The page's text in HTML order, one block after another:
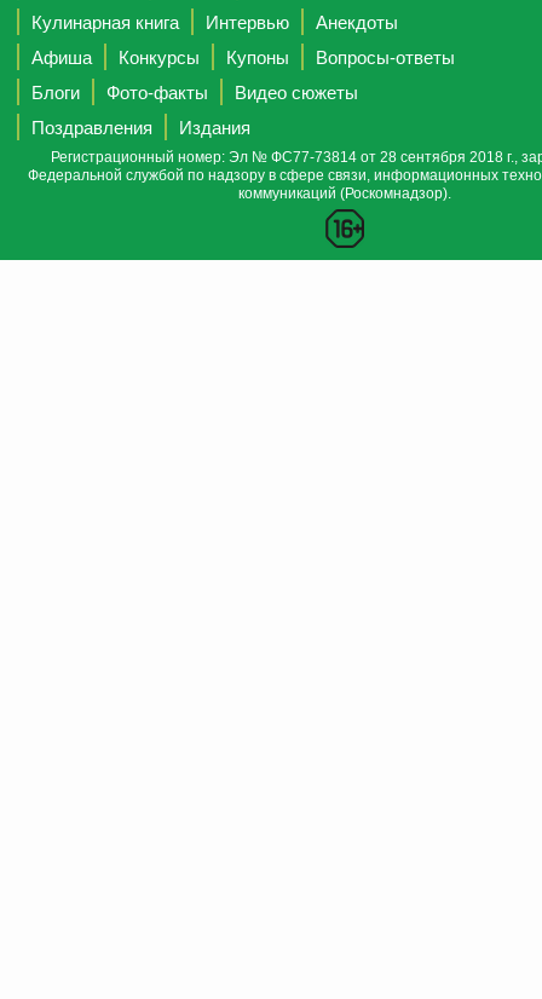
Кулинарная книга
Интервью
Анекдоты
Афиша
Конкурсы Купоны
Вопросы-ответы
Блоги
Фото-факты
Видео сюжеты
Поздравления
Издания
Регистрационный номер: Эл № ФС77-73814 от 28 сентября 2018 г.,
Федеральной службой по надзору в сфере связи, информационных
коммуникаций (Роскомнадзор).